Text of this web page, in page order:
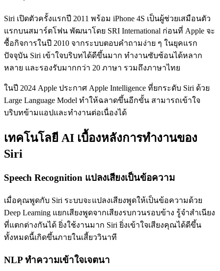
Siri เปิดตัวครั้งแรกปี 2011 พร้อม iPhone 4S เป็นผู้ช่วยเสมือนตัว
แรกบนสมาร์ตโฟน พัฒนาโดย SRI International ก่อนที่ Apple จะ
ซื้อกิจการในปี 2010 จากระบบตอบคำถามง่าย ๆ ในยุคแรก
ปัจจุบัน Siri เข้าใจบริบทได้ดีขึ้นมาก ทำงานซับซ้อนได้หลาก
หลาย และรองรับมากกว่า 20 ภาษา รวมถึงภาษาไทย
ในปี 2024 Apple ประกาศ Apple Intelligence ที่ยกระดับ Siri ด้วย
Large Language Model ทำให้ฉลาดขึ้นอีกขั้น สามารถเข้าใจ
บริบทข้ามแอปและทำงานต่อเนื่องได้
เทคโนโลยี AI เบื้องหลังการทำงานของ
Siri
Speech Recognition แปลงเสียงเป็นข้อความ
เมื่อคุณพูดกับ Siri ระบบจะแปลงเสียงพูดให้เป็นข้อความด้วย
Deep Learning แยกเสียงพูดจากเสียงรบกวนรอบข้าง รู้จำสำเนียง
ที่แตกต่างกันได้ ยิ่งใช้งานมาก Siri ยิ่งเข้าใจเสียงคุณได้ดีขึ้น
ทั้งหมดนี้เกิดขึ้นภายในเสี้ยววินาที
NLP ทำความเข้าใจเจตนา